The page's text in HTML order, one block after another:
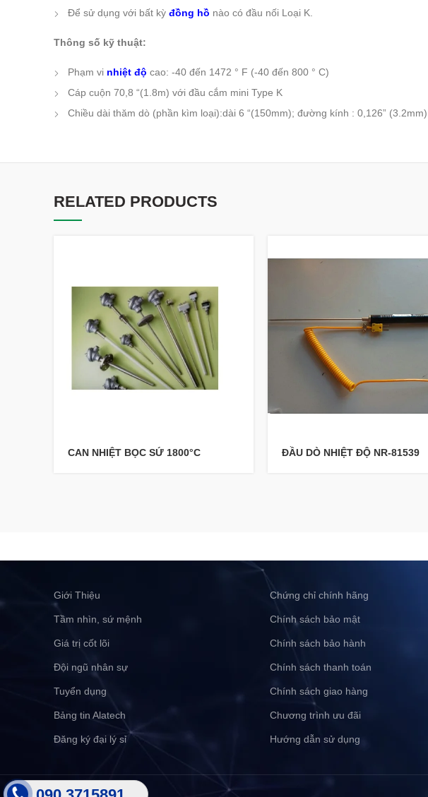
Để sử dụng với bất kỳ đồng hồ nào có đầu nối Loại K.
Thông số kỹ thuật:
Phạm vi nhiệt độ cao: -40 đến 1472 ° F (-40 đến 800 ° C)
Cáp cuộn 70,8 “(1.8m) với đầu cắm mini Type K
Chiều dài thăm dò (phần kìm loại):dài 6 “(150mm); đường kính : 0,126” (3.2mm)
RELATED PRODUCTS
CAN NHIỆT BỌC SỨ 1800°C ĐẦU DÒ NHIỆT ĐỘ NR-81539
Giới Thiệu
Tầm nhìn, sứ mệnh
Giá trị cốt lõi
Đội ngũ nhân sự
Tuyển dụng
Bảng tin Alatech
Đăng ký đại lý sỉ
Chứng chỉ chính hãng
Chính sách bảo mật
Chính sách bảo hành
Chính sách thanh toán
Chính sách giao hàng
Chương trình ưu đãi
Hướng dẫn sử dụng